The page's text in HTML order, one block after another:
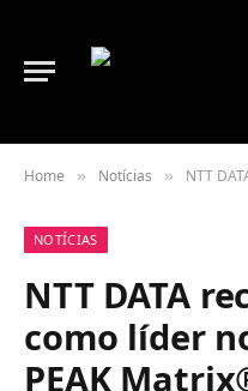
Home » Notícias » NTT DATA reconhecida
NOTÍCIAS
NTT DATA
como líder
PEAK